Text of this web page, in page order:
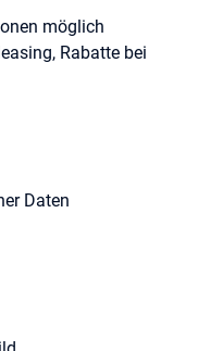
möglich
Rabatte bei
Daten